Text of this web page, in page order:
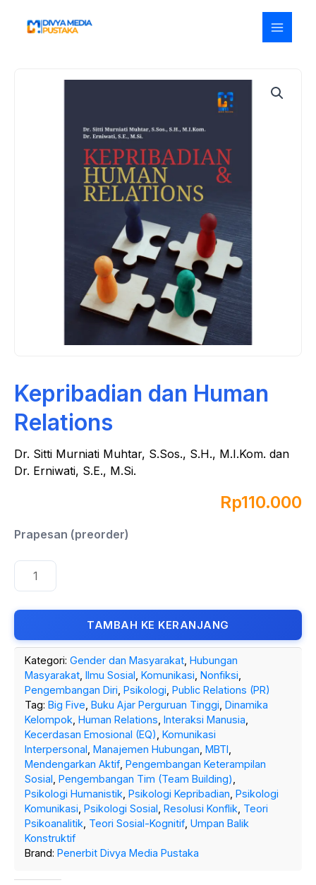
Kepribadian dan Human
Relations
Dr. Sitti Murniati Muhtar, S.Sos., S.H., M.I.Kom. dan
Dr. Erniwati, S.E., M.Si.
Rp110.000
Kepribadian
TAMBAH KE KERANJANG
Kategori: Gender dan Masyarakat Hubungan
Masyarakat Ilmu Sosial Komunikasi Nonfiksi
Pengembangan Diri Psikologi Public Relations (PR)
Tag: Big Five Buku Ajar Perguruan Tinggi Dinamika
Kelompok Human Relations Interaksi Manusia
Kecerdasan Emosional (EQ) Komunikasi
Interpersonal Manajemen Hubungan MBTI
Mendengarkan Aktif Pengembangan Keterampilan
Sosial Pengembangan Tim (Team Building)
Psikologi Humanistik Psikologi Kepribadian Psikologi
Komunikasi Psikologi Sosial Resolusi Konflik Teori
Psikoanalitik Teori Sosial-Kognitif Umpan Balik
Konstruktif
Brand: Penerbit Divya Media Pustaka